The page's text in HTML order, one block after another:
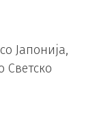
Јапонија,
Светско